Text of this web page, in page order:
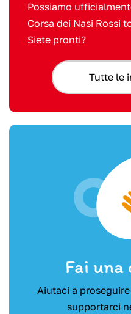
Possiamo
Corsa dei Nasi Rossi
Siete pronti?
Tutte le
Fai una
Aiutaci a
supportarci